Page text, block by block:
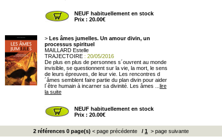
NEUF habituellement en stock
Prix : 20.00€
> Les âmes jumelles. Un amour divin, un
processus spirituel
MAILLARD Estelle
TRAJECTOIRE : 20/05/2016
De plus en plus de personnes s´ouvrent au monde
invisible, se questionnent sur la vie, la mort, le sens
de leurs épreuves, de leur vie. Les rencontres d
´âmes semblent faire partie du plan divin pour aider
l´être humain à incarner sa divinité. Les âmes ... lire
la suite
NEUF habituellement en stock
Prix : 20.00€
2 références 0 page(s) < page précédente / 1 > page suivante